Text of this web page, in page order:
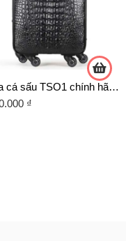
Vali da cá sấu TSO1 chính hãng Lavatino
₫